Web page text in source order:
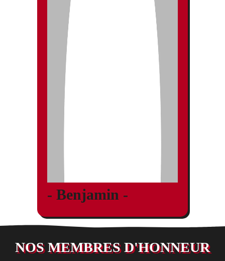
- Benjamin -
NOS MEMBRES D'HONNEUR